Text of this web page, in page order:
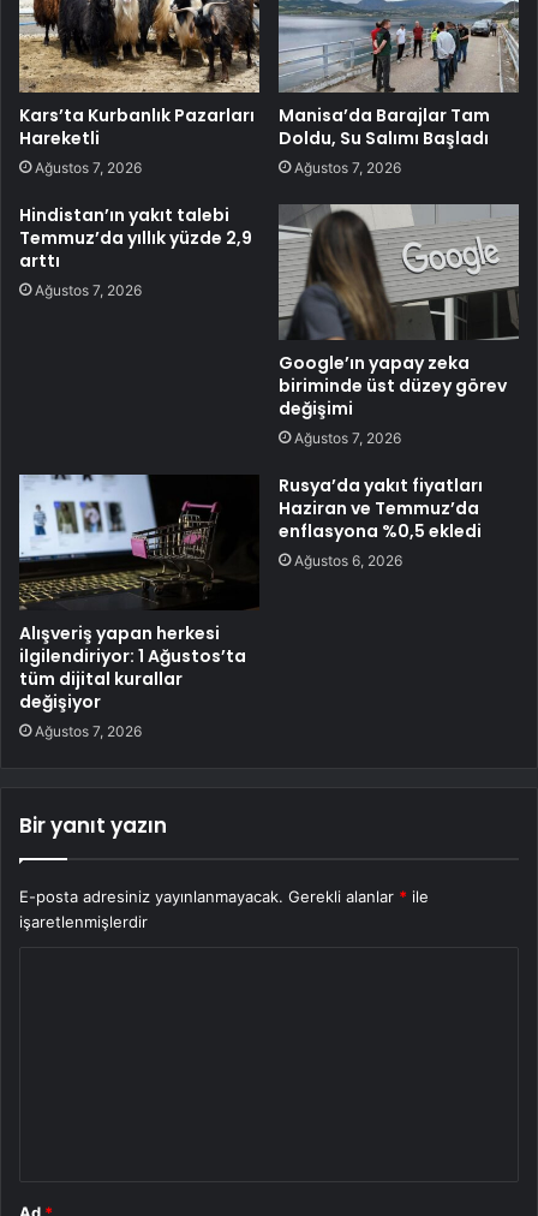
Kars’ta Kurbanlık Pazarları
Hareketli
Ağustos 7, 2026
Manisa’da Barajlar Tam
Doldu, Su Salımı Başladı
Ağustos 7, 2026
Hindistan’ın yakıt talebi
Temmuz’da yıllık yüzde 2,9
arttı
Ağustos 7, 2026
Google’ın yapay zeka
biriminde üst düzey görev
değişimi
Ağustos 7, 2026
Alışveriş yapan herkesi
ilgilendiriyor: 1 Ağustos’ta
tüm dijital kurallar
değişiyor
Ağustos 7, 2026
Rusya’da yakıt fiyatları
Haziran ve Temmuz’da
enflasyona %0,5 ekledi
Ağustos 6, 2026
Bir yanıt yazın
E-posta adresiniz yayınlanmayacak. Gerekli alanlar * ile
işaretlenmişlerdir
Ad *